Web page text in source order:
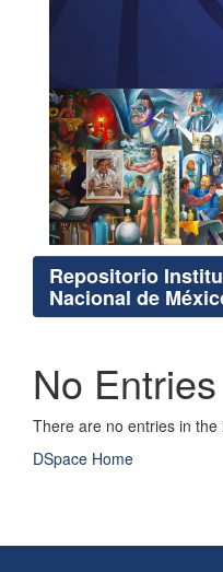
Repositorio
Nacional de
No
There are no entries in
DSpace Home